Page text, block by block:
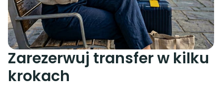
Zarezerwuj transfer w kilku
krokach